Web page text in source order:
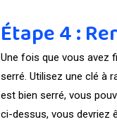
Étape 4 :
Une fois que vous avez
serré. Utilisez une clé à
est bien serré, vous
ci-dessus, vous devriez